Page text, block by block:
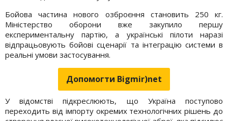
Бойова частина нового озброєння становить 250 кг.
Міністерство оборони вже закупило першу
експериментальну партію, а українські пілоти наразі
відпрацьовують бойові сценарії та інтеграцію системи в
реальні умови застосування.
Допомогти Bigmir)net
У відомстві підкреслюють, що Україна поступово
переходить від імпорту окремих технологічних рішень до